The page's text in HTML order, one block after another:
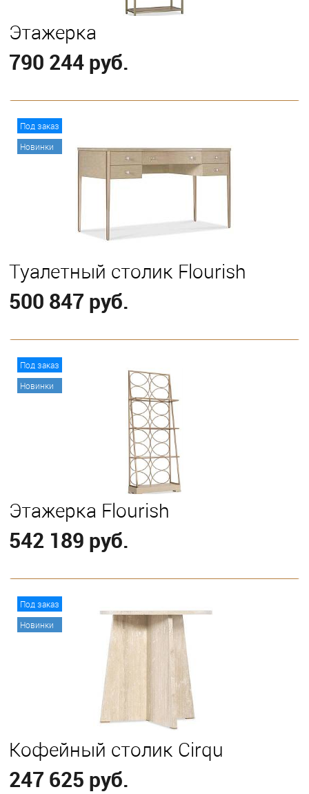
Этажерка
790 244 руб.
Под заказ
Новинки
Туалетный столик Flourish
500 847 руб.
Под заказ
Новинки
Этажерка Flourish
542 189 руб.
Под заказ
Новинки
Кофейный столик Cirqu
247 625 руб.